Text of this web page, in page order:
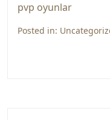
pvp oyunlar
Posted in: